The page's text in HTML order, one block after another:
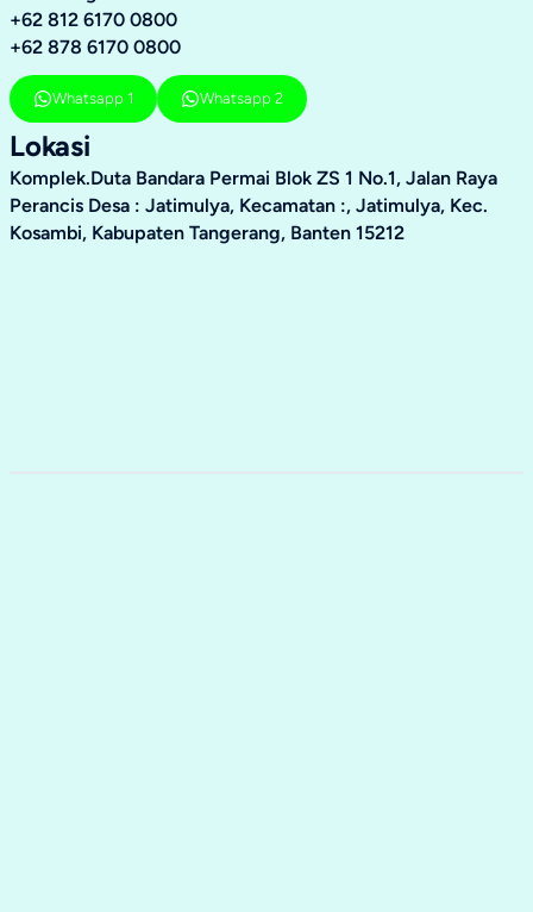
+62 812 6170 0800
+62 878 6170 0800
Whatsapp 1 Whatsapp 2
Lokasi
Komplek.Duta Bandara Permai Blok ZS 1 No.1, Jalan Raya
Perancis Desa : Jatimulya, Kecamatan :, Jatimulya, Kec.
Kosambi, Kabupaten Tangerang, Banten 15212